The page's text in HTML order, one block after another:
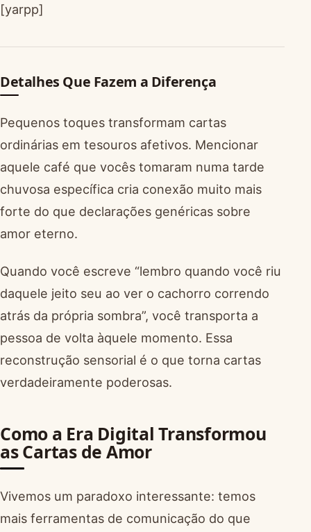
[yarpp]
Detalhes Que Fazem a Diferença
Pequenos toques transformam cartas
ordinárias em tesouros afetivos. Mencionar
aquele café que vocês tomaram numa tarde
chuvosa específica cria conexão muito mais
forte do que declarações genéricas sobre
amor eterno.
Quando você escreve “lembro quando você riu
daquele jeito seu ao ver o cachorro correndo
atrás da própria sombra”, você transporta a
pessoa de volta àquele momento. Essa
reconstrução sensorial é o que torna cartas
verdadeiramente poderosas.
Como a Era Digital Transformou
as Cartas de Amor
Vivemos um paradoxo interessante: temos
mais ferramentas de comunicação do que